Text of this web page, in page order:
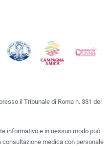
il Tribunale di Roma n. 331 del
informativo e in nessun modo può
medica con personale